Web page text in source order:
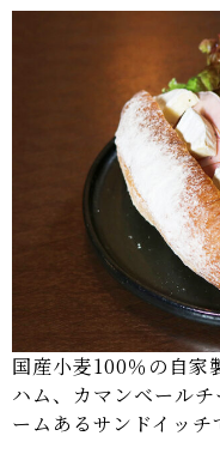
国産小麦100％の自家
ハム、カマンベール
ームあるサンドイッ